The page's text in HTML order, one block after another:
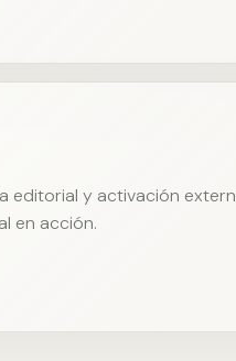
editorial y activación
en acción.